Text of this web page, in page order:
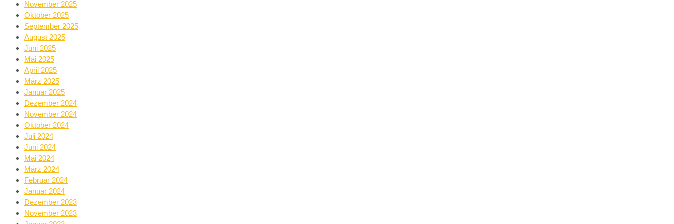
November 2025
Oktober 2025
September 2025
August 2025
Juni 2025
Mai 2025
April 2025
März 2025
Januar 2025
Dezember 2024
November 2024
Oktober 2024
Juli 2024
Juni 2024
Mai 2024
März 2024
Februar 2024
Januar 2024
Dezember 2023
November 2023